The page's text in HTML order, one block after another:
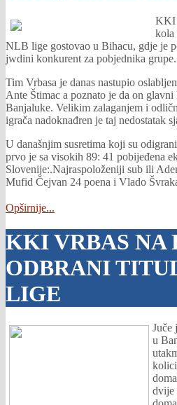
KKI
kola
NLB lige gostovao u Bihacu, gdje je
jwdini konkurent za pobjednika grupe.
Tim Vrbasa je danas nastupio
Ante Štimac a poznato je da on
Banjaluke. Velikim zalaganjem i
igrača nadoknađren je taj nedostatak
U današnjim susretima koji su
prvo je sa visokih 89: 41 pobijeđena
Slovenije:.Najraspoloženiji sub ili
Mufid Čejvan 24 poena i Vlado
Opširnije...
KKI VRBAS NA
ODBRANI
LIGE
Juče
u
dvije